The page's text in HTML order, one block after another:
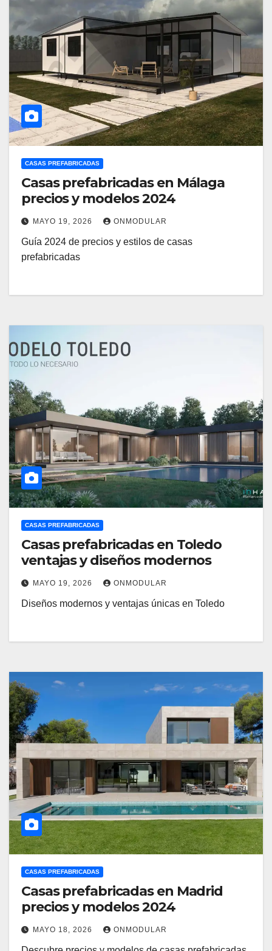
CASAS PREFABRICADAS
Casas prefabricadas en Málaga
precios y modelos 2024
MAYO 19, 2026 ONMODULAR
Guía 2024 de precios y estilos de casas
prefabricadas
CASAS PREFABRICADAS
Casas prefabricadas en Toledo
ventajas y diseños modernos
MAYO 19, 2026 ONMODULAR
Diseños modernos y ventajas únicas en Toledo
CASAS PREFABRICADAS
Casas prefabricadas en Madrid
precios y modelos 2024
MAYO 18, 2026 ONMODULAR